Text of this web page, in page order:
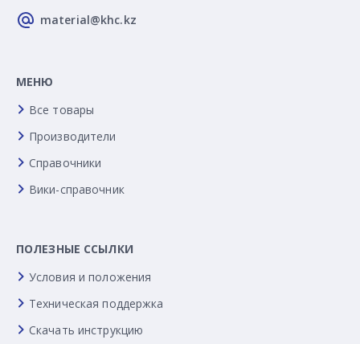
material@khc.kz
МЕНЮ
Все товары
Производители
Справочники
Вики-справочник
ПОЛЕЗНЫЕ ССЫЛКИ
Условия и положения
Техническая поддержка
Скачать инструкцию